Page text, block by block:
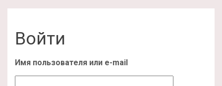
Войти
Имя пользователя или e-mail